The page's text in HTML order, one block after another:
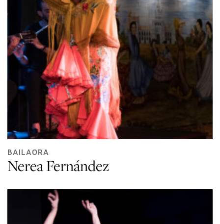
BAILAORA
Nerea Fernández